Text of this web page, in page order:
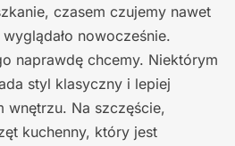
czasem czujemy nawet
nowocześnie.
naprawdę chcemy. Niektórym
styl klasyczny i lepiej
wnętrzu. Na szczęście,
kuchenny, który jest